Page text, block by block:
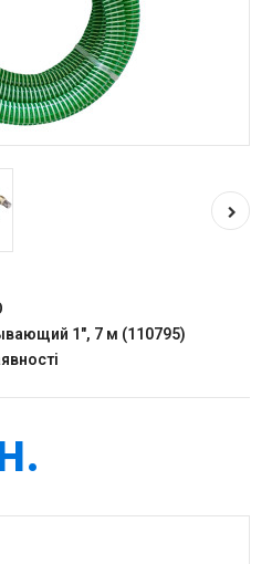
1", 7 м (110795)